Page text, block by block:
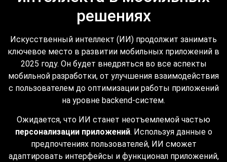
решениях
Искусственный интеллект (ИИ) продолжит занимать
ключевое место в развитии мобильных приложений в
2025 году. Он будет внедряться во все аспекты
мобильной разработки, от улучшения взаимодействия
с пользователем до оптимизации работы приложений
на уровне backend-систем.
Ожидается, что ИИ станет неотъемлемой частью
персонализации приложений. Используя данные о
предпочтениях пользователей, ИИ сможет
адаптировать интерфейсы и функционал приложений,